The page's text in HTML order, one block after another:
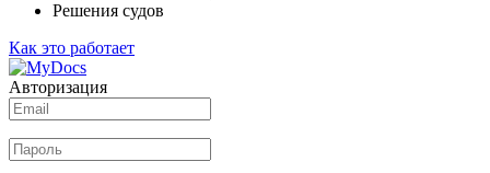
Решения судов
Как это работает
Авторизация